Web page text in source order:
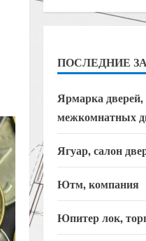
ПОСЛЕДНИЕ
Ярмарка дверей,
межкомнатных
Ягуар, салон
Ютм, компания
Юпитер лок,